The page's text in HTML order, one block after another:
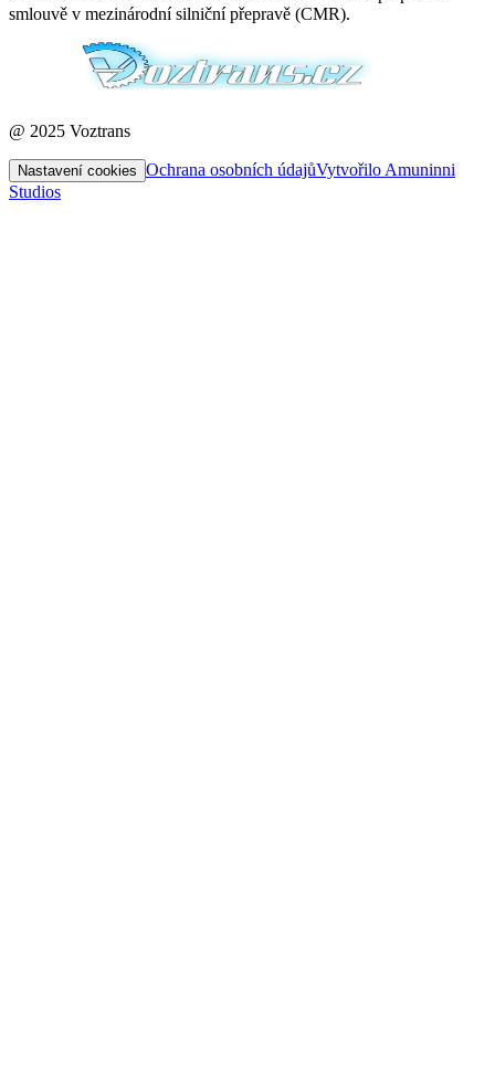
smlouvě v mezinárodní silniční přepravě (CMR).
@ 2025 Voztrans
Nastavení cookies Ochrana osobních údajůVytvořilo Amuninni
Studios